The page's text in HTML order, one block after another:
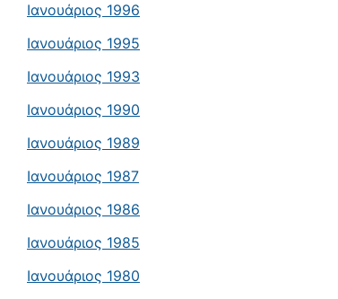
Ιανουάριος 1996
Ιανουάριος 1995
Ιανουάριος 1993
Ιανουάριος 1990
Ιανουάριος 1989
Ιανουάριος 1987
Ιανουάριος 1986
Ιανουάριος 1985
Ιανουάριος 1980